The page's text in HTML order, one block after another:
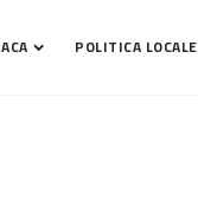
POLITICA LOCALE